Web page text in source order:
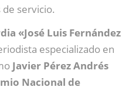
servicio.
«José Luis Fernández
especializado en
Javier Pérez Andrés
Nacional de